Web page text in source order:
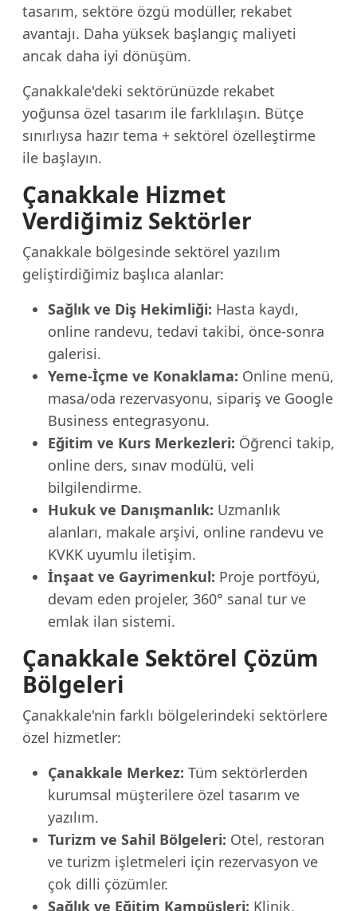
tasarım, sektöre özgü modüller, rekabet
avantajı. Daha yüksek başlangıç maliyeti
ancak daha iyi dönüşüm.
Çanakkale'deki sektörünüzde rekabet
yoğunsa özel tasarım ile farklılaşın. Bütçe
sınırlıysa hazır tema + sektörel özelleştirme
ile başlayın.
Çanakkale Hizmet
Verdiğimiz Sektörler
Çanakkale bölgesinde sektörel yazılım
geliştirdiğimiz başlıca alanlar:
Sağlık ve Diş Hekimliği: Hasta kaydı,
online randevu, tedavi takibi, önce-sonra
galerisi.
Yeme-İçme ve Konaklama: Online menü,
masa/oda rezervasyonu, sipariş ve Google
Business entegrasyonu.
Eğitim ve Kurs Merkezleri: Öğrenci takip,
online ders, sınav modülü, veli
bilgilendirme.
Hukuk ve Danışmanlık: Uzmanlık
alanları, makale arşivi, online randevu ve
KVKK uyumlu iletişim.
İnşaat ve Gayrimenkul: Proje portföyü,
devam eden projeler, 360° sanal tur ve
emlak ilan sistemi.
Çanakkale Sektörel Çözüm
Bölgeleri
Çanakkale'nin farklı bölgelerindeki sektörlere
özel hizmetler:
Çanakkale Merkez: Tüm sektörlerden
kurumsal müşterilere özel tasarım ve
yazılım.
Turizm ve Sahil Bölgeleri: Otel, restoran
ve turizm işletmeleri için rezervasyon ve
çok dilli çözümler.
Sağlık ve Eğitim Kampüsleri: Klinik,